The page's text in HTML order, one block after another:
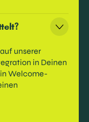
unserer
in Deinen
Welcome-